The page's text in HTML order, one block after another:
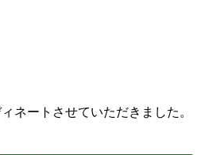
ネートさせていただきました。